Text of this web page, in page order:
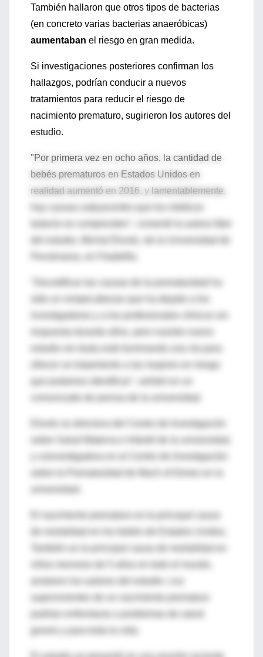
También hallaron que otros tipos de bacterias
(en concreto varias bacterias anaeróbicas)
aumentaban el riesgo en gran medida.
Si investigaciones posteriores confirman los
hallazgos, podrían conducir a nuevos
tratamientos para reducir el riesgo de
nacimiento prematuro, sugirieron los autores del
estudio.
"Por primera vez en ocho años, la cantidad de
bebés prematuros en Estados Unidos en
realidad aumentó en 2016, y lamentablemente,
sido un rompecabezas que ha dejado a los
investigadores y a los profesionales clínicos sin
ofrecer un tratamiento a las mujeres en riesgo
Elovitz es directora del Centro de Investigación
y coinvestigadora en el Centro de Investigación
supervivientes de un nacimiento prematuro